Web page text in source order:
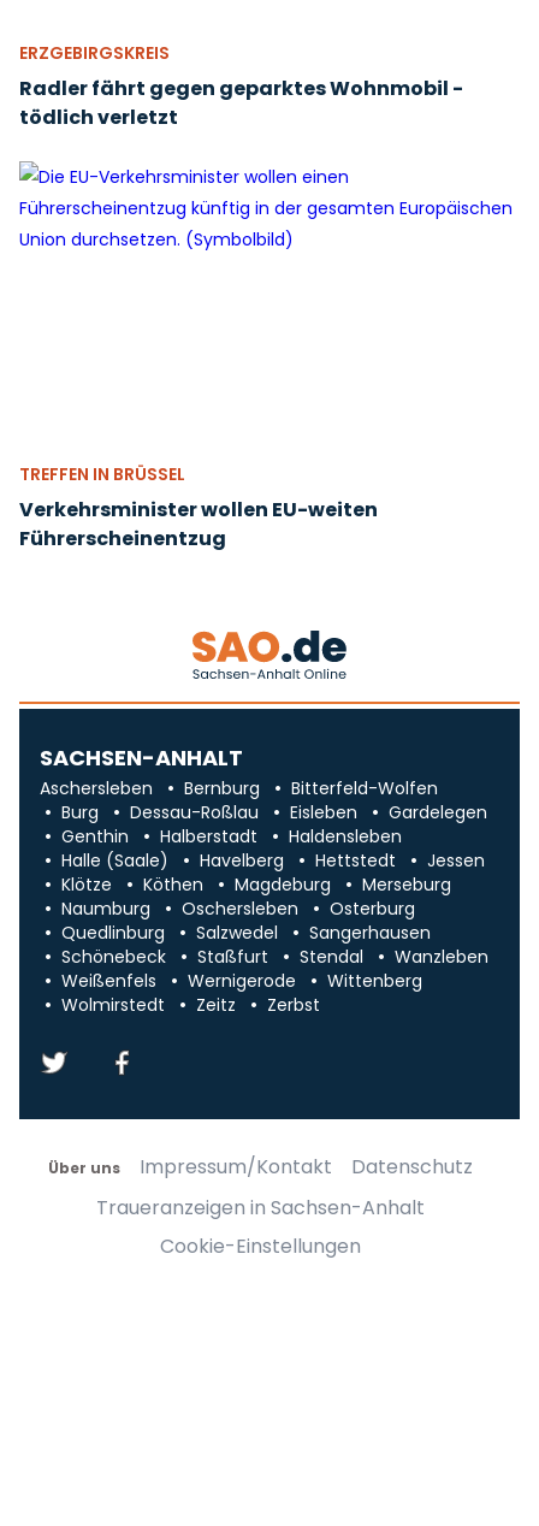
ERZGEBIRGSKREIS
Radler fährt gegen geparktes Wohnmobil -
tödlich verletzt
TREFFEN IN BRÜSSEL
Verkehrsminister wollen EU-weiten
Führerscheinentzug
SACHSEN-ANHALT
Aschersleben Bernburg
Bitterfeld-Wolfen
Burg
Dessau-Roßlau Eisleben
Gardelegen
Genthin
Halberstadt
Haldensleben
Halle (Saale)
Havelberg Hettstedt
Jessen
Klötze
Köthen Magdeburg
Merseburg
Naumburg
Oschersleben
Osterburg
Quedlinburg
Salzwedel
Sangerhausen
Schönebeck
Staßfurt Stendal
Wanzleben
Weißenfels
Wernigerode
Wittenberg
Wolmirstedt
Zeitz Zerbst
Über uns Impressum/Kontakt
Datenschutz
Traueranzeigen in Sachsen-Anhalt
Cookie-Einstellungen